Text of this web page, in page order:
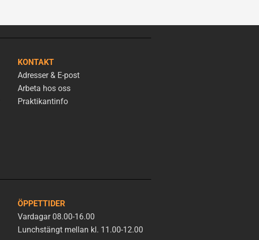
KONTAKT
Adresser & E-post
Arbeta hos oss
Praktikantinfo
ÖPPETTIDER
Vardagar 08.00-16.00
Lunchstängt mellan kl. 11.00-12.00